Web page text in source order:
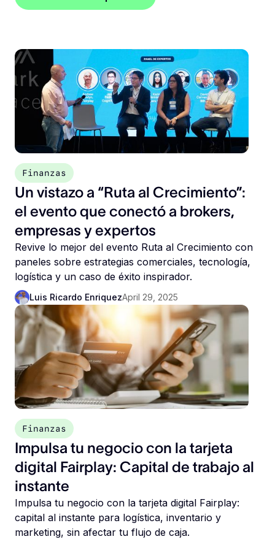
Finanzas
Un vistazo a “Ruta al Crecimiento”:
el evento que conectó a brokers,
empresas y expertos
Revive lo mejor del evento Ruta al Crecimiento con
paneles sobre estrategias comerciales, tecnología,
logística y un caso de éxito inspirador.
Luis Ricardo EnriquezApril 29, 2025
Finanzas
Impulsa tu negocio con la tarjeta
digital Fairplay: Capital de trabajo al
instante
Impulsa tu negocio con la tarjeta digital Fairplay:
capital al instante para logística, inventario y
marketing, sin afectar tu flujo de caja.